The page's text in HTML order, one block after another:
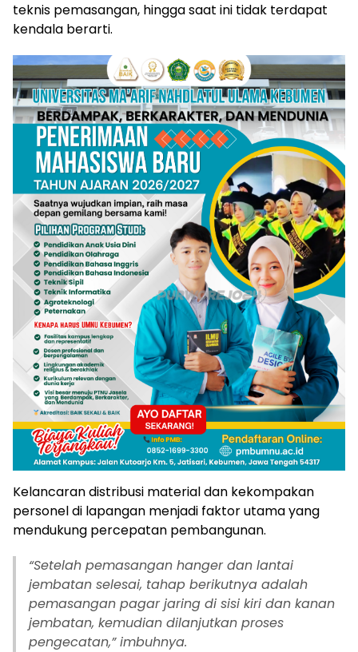
teknis pemasangan, hingga saat ini tidak terdapat
kendala berarti.
Kelancaran distribusi material dan kekompakan
personel di lapangan menjadi faktor utama yang
mendukung percepatan pembangunan.
“Setelah pemasangan hanger dan lantai
jembatan selesai, tahap berikutnya adalah
pemasangan pagar jaring di sisi kiri dan kanan
jembatan, kemudian dilanjutkan proses
pengecatan,” imbuhnya.